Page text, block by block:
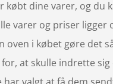
dine varer, og du
varer og priser
oven i købet gøre det
at skulle indrette